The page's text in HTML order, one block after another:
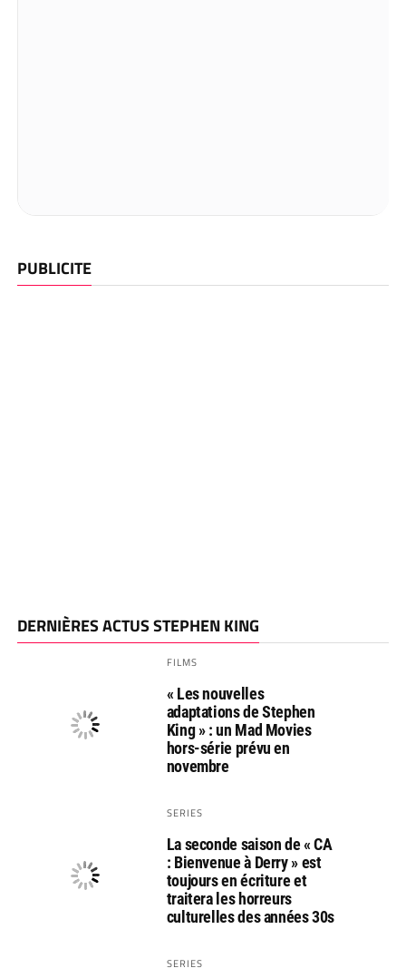
PUBLICITE
DERNIÈRES ACTUS STEPHEN KING
FILMS
« Les nouvelles
adaptations de Stephen
King » : un Mad Movies
hors-série prévu en
novembre
SERIES
La seconde saison de « CA
: Bienvenue à Derry » est
toujours en écriture et
traitera les horreurs
culturelles des années 30s
SERIES